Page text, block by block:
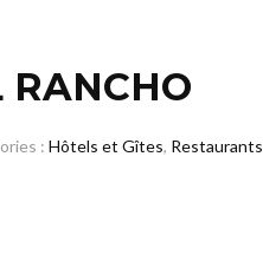
RANCHO
: Hôtels et Gîtes, Restaurants